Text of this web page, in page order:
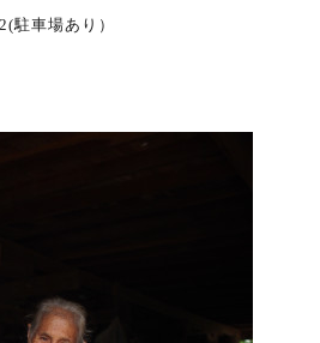
駐車場あり）